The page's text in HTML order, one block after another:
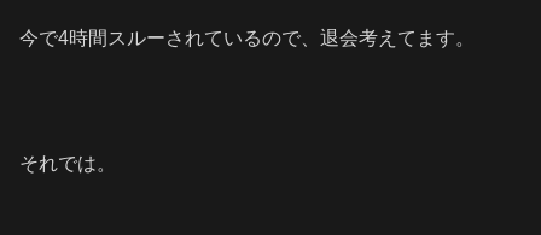
今で4時間スルーされているので、退会考えてます。
それでは。